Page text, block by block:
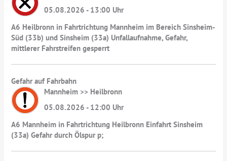
05.08.2026 - 13:00 Uhr
A6 Heilbronn in Fahrtrichtung Mannheim im Bereich Sinsheim-
Süd (33b) und Sinsheim (33a) Unfallaufnahme, Gefahr,
mittlerer Fahrstreifen gesperrt
Gefahr auf Fahrbahn
Mannheim >> Heilbronn
05.08.2026 - 12:00 Uhr
A6 Mannheim in Fahrtrichtung Heilbronn Einfahrt Sinsheim
(33a) Gefahr durch Ölspur p;